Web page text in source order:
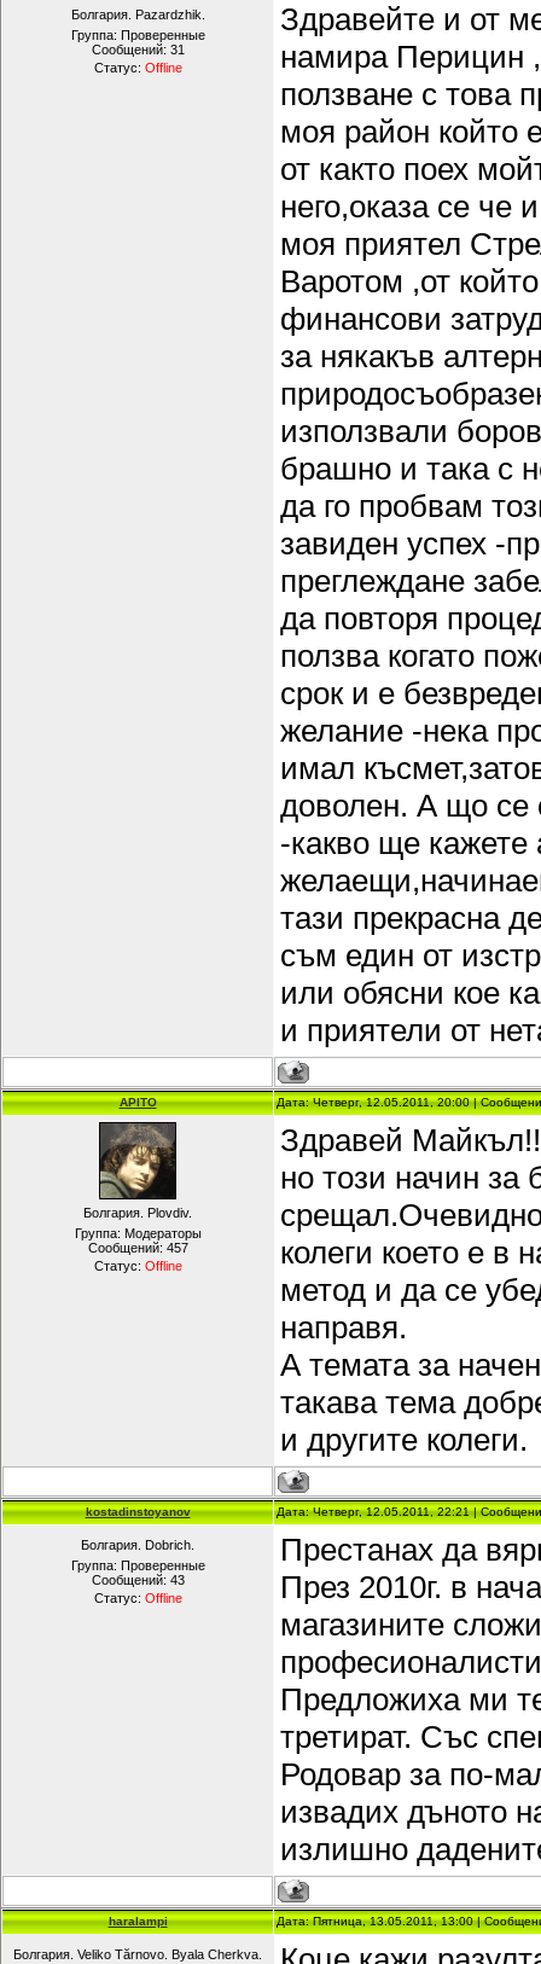
Болгария. Pazardzhik.
Группа: Проверенные
Сообщений: 31
Статус: Offline
Здравейте и от
намира Перицин
ползване с това
моя район който
от както поех
него,оказа се че
моя приятел
Варотом ,от
финансови
за някакъв
използвали
брашно и така с
да го пробвам
завиден успех -
преглеждане
да повторя
ползва когато
срок и е
желание -нека
имал
доволен. А що се
-какво ще
тази прекрасна
съм един от
или обясни кое
и приятели от
APITO Дата: Четверг, 12.05.2011, 20:00 |
Болгария. Plovdiv.
Группа: Модераторы
Сообщений: 457
Статус: Offline
Здравей
но този начин за
колеги което е в
метод и да се
направя.
А темата за
такава тема
и другите колеги.
kostadinstoyanov Дата: Четверг, 12.05.2011, 22:21 |
Болгария. Dobrich.
Группа: Проверенные
Сообщений: 43
Статус: Offline
Престанах да
През 2010г. в
магазините
Предложиха ми
третират. Със
Родовар за по-
извадих дъното
излишно
haralampi Дата: Пятница, 13.05.2011, 13:00 |
Болгария. Veliko Tărnovo. Byala Cherkva.